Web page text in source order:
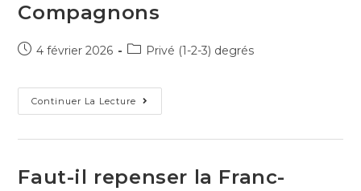
Compagnons
4 février 2026 Privé (1-2-3) degrés
Continuer La Lecture
Faut-il repenser la Franc-